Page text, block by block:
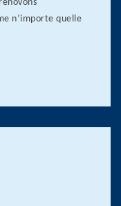
n’importe quelle